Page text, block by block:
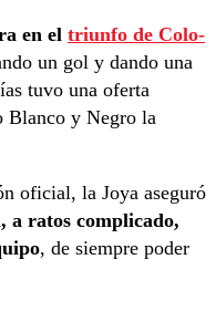
en el triunfo de Colo-
un gol y dando una
tuvo una oferta
Blanco y Negro la
oficial, la Joya aseguró
ratos complicado,
, de siempre poder